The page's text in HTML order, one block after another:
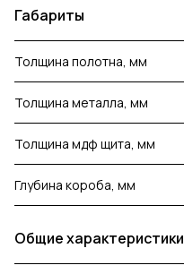
Габариты
Толщина полотна, мм
Толщина металла, мм
Толщина мдф щита, мм
Глубина короба, мм
Общие характеристики